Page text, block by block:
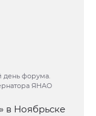
день форума.
ЯНАО
в Ноябрьске